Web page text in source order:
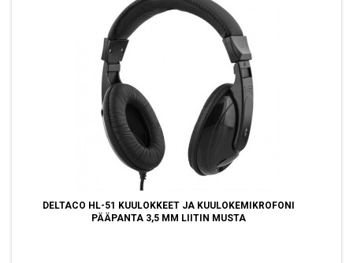
DELTACO HL-51 KUULOKKEET JA KUULOKEMIKROFONI
PÄÄPANTA 3,5 MM LIITIN MUSTA